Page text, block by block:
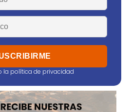
la política de privacidad